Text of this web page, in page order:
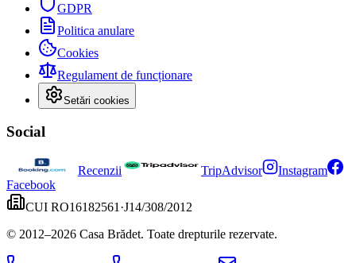
GDPR
Politica anulare
Cookies
Regulament de funcționare
Setări cookies
Social
Recenzii TripAdvisor
Instagram
Facebook
CUI RO16182561 ·J14/308/2012
© 2012–2026 Casa Brădet. Toate drepturile rezervate.